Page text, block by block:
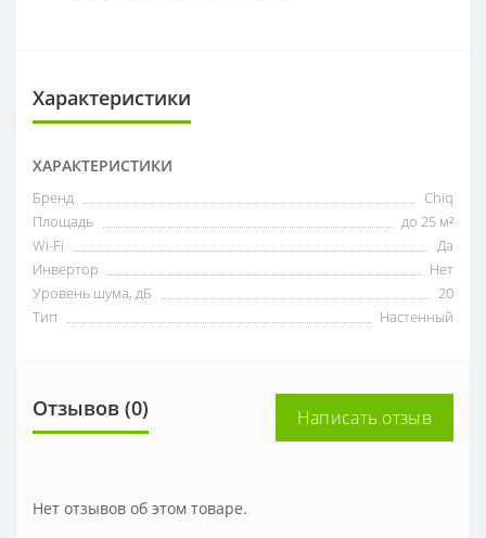
Характеристики
ХАРАКТЕРИСТИКИ
Бренд
Chiq
Площадь
до 25 м²
Wi-Fi
Да
Инвертор
Нет
Уровень шума, дБ
20
Тип
Настенный
Отзывов (0) Написать отзыв
Нет отзывов об этом товаре.